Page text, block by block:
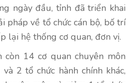
ngày đầu, tỉnh đã triển khai
pháp về tổ chức cán bộ, bố trí
lại hệ thống cơ quan, đơn vị.
còn 14 cơ quan chuyên môn
2 tổ chức hành chính khác,